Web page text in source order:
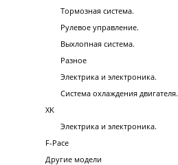
Тормозная система.
Рулевое управление.
Выхлопная система.
Разное
Электрика и электроника.
Система охлаждения двигателя.
XK
Электрика и электроника.
F-Pace
Другие модели